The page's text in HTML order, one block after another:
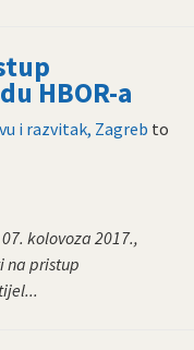
HBOR-a
i razvitak, Zagreb to
kolovoza 2017.,
na pristup